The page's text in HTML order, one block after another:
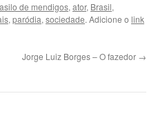
asilo de mendigos, ator, Brasil,
, paródia, sociedade. Adicione o link
Jorge Luiz Borges – O fazedor →